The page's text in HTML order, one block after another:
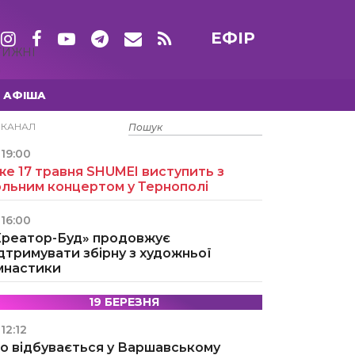
ЕФІР
АФІША
15 ТРАВНЯ
19:00
17 травня SHUMEI виступить з
концертом у Тернополі
16:00
Буд» продовжує
збірну з художньої
19 БЕРЕЗНЯ
12:12
відбувається у Варшавському